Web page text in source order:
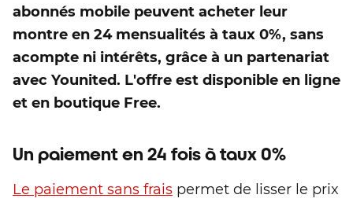
abonnés mobile peuvent acheter leur
montre en 24 mensualités à taux 0%, sans
acompte ni intérêts, grâce à un partenariat
avec Younited. L'offre est disponible en ligne
et en boutique Free.
Un paiement en 24 fois à taux 0%
Le paiement sans frais permet de lisser le prix